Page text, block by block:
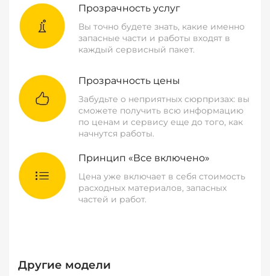
Прозрачность услуг
Вы точно будете знать, какие именно
запасные части и работы входят в
каждый сервисный пакет.
Прозрачность цены
Забудьте о неприятных сюрпризах: вы
сможете получить всю информацию
по ценам и сервису еще до того, как
начнутся работы.
Принцип «Все включено»
Цена уже включает в себя стоимость
расходных материалов, запасных
частей и работ.
Другие модели